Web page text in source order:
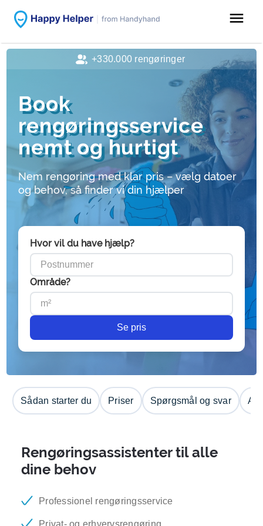
menu
Book
rengøringsservice
nemt og hurtigt
Nem rengøring med klar pris – vælg datoer
og behov, så finder vi din hjælper
Hvor vil du have hjælp?
Område?
Se pris
Sådan starter du Priser Spørgsmål og svar
Rengøringsassistenter til alle
dine behov
Professionel rengøringsservice
Privat- og erhvervsrengøring
+330.000 rengøringer